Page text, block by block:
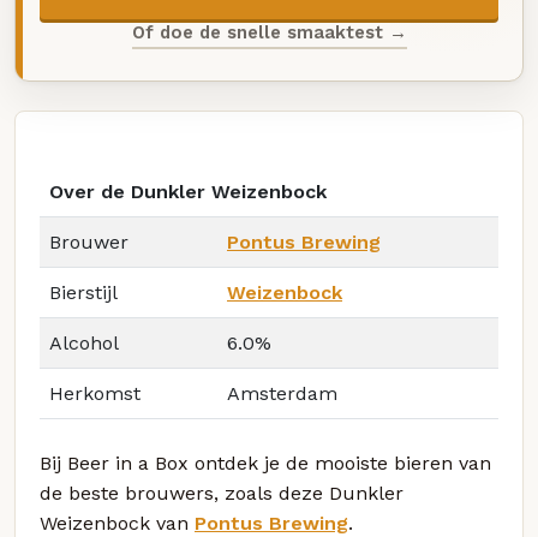
Of doe de snelle smaaktest →
Over de Dunkler Weizenbock
Brouwer Pontus Brewing
Bierstijl Weizenbock
Alcohol 6.0%
Herkomst Amsterdam
Bij Beer in a Box ontdek je de mooiste bieren van
de beste brouwers, zoals deze Dunkler
Weizenbock van Pontus Brewing.